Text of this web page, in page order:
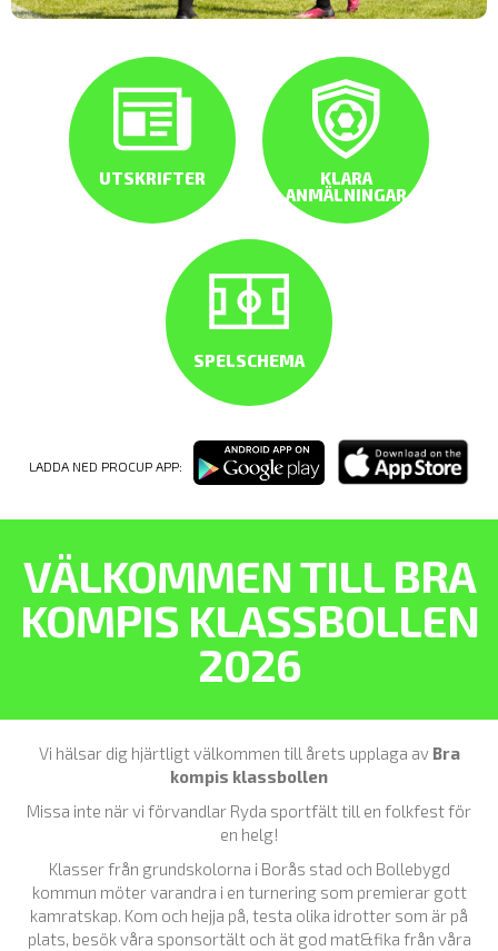
UTSKRIFTER
KLARA
ANMÄLNINGAR
SPELSCHEMA
LADDA NED PROCUP APP:
VÄLKOMMEN TILL BRA
KOMPIS KLASSBOLLEN
2026
Vi hälsar dig hjärtligt välkommen till årets upplaga av Bra
kompis klassbollen
Missa inte när vi förvandlar Ryda sportfält till en folkfest för
en helg!
Klasser från grundskolorna i Borås stad och Bollebygd
kommun möter varandra i en turnering som premierar gott
kamratskap. Kom och hejja på, testa olika idrotter som är på
plats, besök våra sponsortält och ät god mat&fika från våra